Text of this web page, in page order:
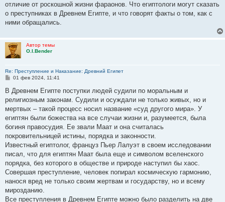
отличие от роскошной жизни фараонов. Что египтологи могут сказать
о преступниках в Древнем Египте, и что говорят факты о том, как с
ними обращались.
Автор темы
O.I.Bender
Re: Преступление и Наказание: Древний Египет
С
о
б
щ
е
н
и
е
01 фев 2024, 11:41
В Древнем Египте поступки людей судили по моральным и
религиозным законам. Судили и осуждали не только живых, но и
мертвых – такой процесс носил название «суд другого мира». У
египтян были божества на все случаи жизни и, разумеется, была
богиня правосудия. Ее звали Маат и она считалась
покровительницей истины, порядка и законности.
Известный египтолог, француз Пьер Лалуэт в своем исследовании
писал, что для египтян Маат была еще и символом вселенского
порядка, без которого в обществе и природе наступил бы хаос.
Совершая преступление, человек попирал космическую гармонию,
нанося вред не только своим жертвам и государству, но и всему
мирозданию.
Все преступления в Древнем Египте можно было разделить на две